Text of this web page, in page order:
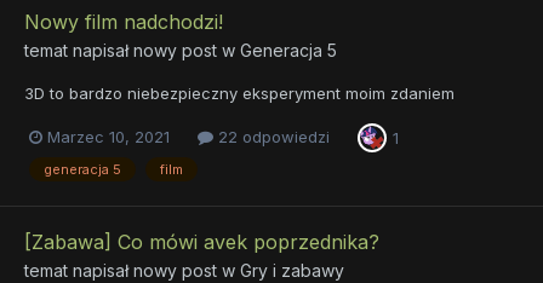
Nowy film nadchodzi!
temat napisał nowy post w Generacja 5
3D to bardzo niebezpieczny eksperyment moim zdaniem
Marzec 10, 2021 22 odpowiedzi 1
generacja 5 film
[Zabawa] Co mówi avek poprzednika?
temat napisał nowy post w Gry i zabawy